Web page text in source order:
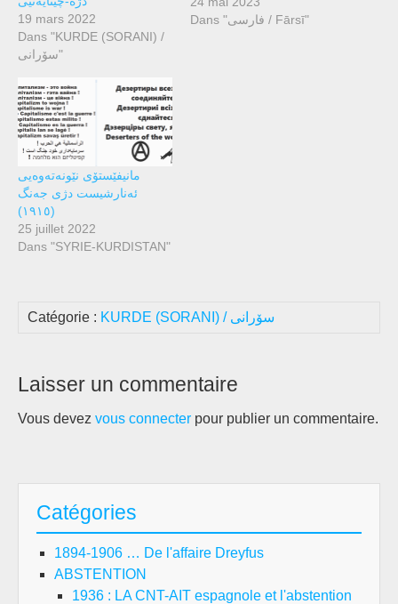
19 mars 2022
Dans "KURDE (SORANI) /
سۆرانی"
ماوەیەکی کەم لە کۆچی
Dans "فارسی / Fārsī"
مانیفێستۆی نێونەتەوەیی
ئەنارشیست دژی جەنگ
(١٩١٥)
25 juillet 2022
Dans "SYRIE-KURDISTAN"
Catégorie : KURDE (SORANI) / سۆرانی
Laisser un commentaire
Vous devez vous connecter pour publier un commentaire.
Catégories
1894-1906 … De l'affaire Dreyfus
ABSTENTION
1936 : LA CNT-AIT espagnole et l'abstention